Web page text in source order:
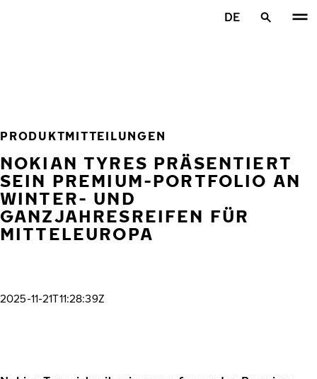
DE
PRODUKTMITTEILUNGEN
NOKIAN TYRES PRÄSENTIERT
SEIN PREMIUM-PORTFOLIO AN
WINTER- UND
GANZJAHRESREIFEN FÜR
MITTELEUROPA
2025-11-21T11:28:39Z